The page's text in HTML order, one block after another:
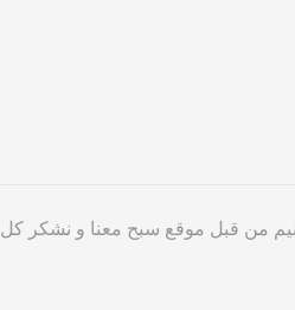
من قبل موقع سبح معنا و نشكر كل